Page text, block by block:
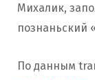
Михалик,
познаньский
По данным